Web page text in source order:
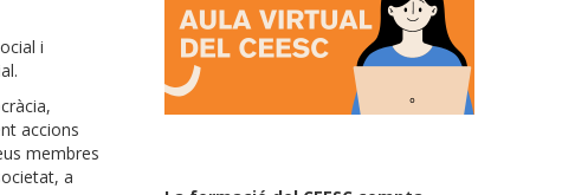
i
accions
membres
a